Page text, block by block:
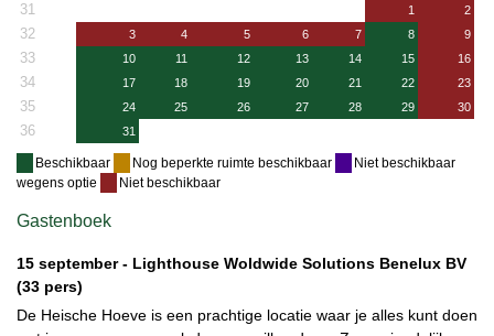
31 1 2
32 3 4 5 6 7 8 9
33 10 11 12 13 14 15 16
34 17 18 19 20 21 22 23
35 24 25 26 27 28 29 30
36 31
Beschikbaar Nog beperkte ruimte beschikbaar
Niet beschikbaar
wegens optie
Niet beschikbaar
Gastenboek
15 september - Lighthouse Woldwide Solutions Benelux BV
(33 pers)
De Heische Hoeve is een prachtige locatie waar je alles kunt doen